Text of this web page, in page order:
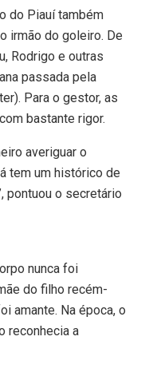
do Piauí também
irmão do goleiro. De
Rodrigo e outras
passada pela
Para o gestor, as
bastante rigor.
averiguar o
tem um histórico de
pontuou o secretário
nunca foi
do filho recém-
amante. Na época, o
reconhecia a